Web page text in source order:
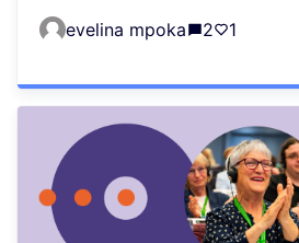
evelina mpoka 2 1